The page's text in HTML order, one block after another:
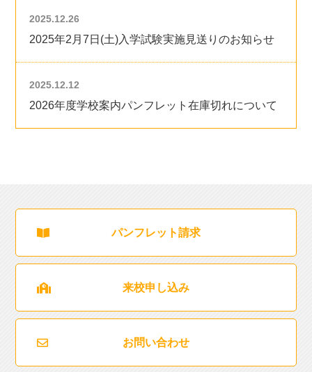
2025.12.26
2025年2月7日(土)入学試験実施見送りのお知らせ
2025.12.12
2026年度学校案内パンフレット在庫切れについて
パンフレット請求
来校申し込み
お問い合わせ